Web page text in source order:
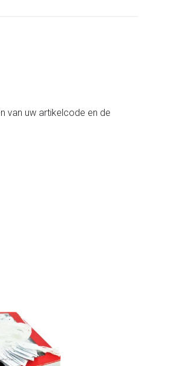
van uw artikelcode en de